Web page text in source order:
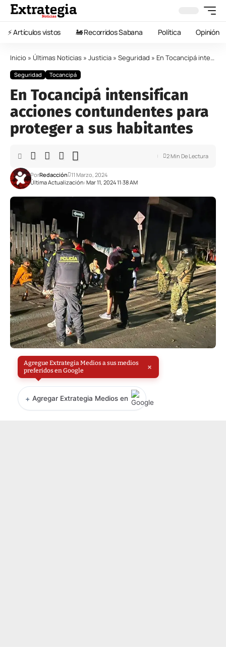
⚡️ Artículos vistos 🚂 Recorridos Sabana Política Opinión
Inicio » Últimas Noticias » Justicia » Seguridad » En Tocancipá intensifican acciones contundentes para proteger a sus habitantes
Seguridad Tocancipá
En Tocancipá intensifican
acciones contundentes para
proteger a sus habitantes
Última Actualización: Mar 11, 2024 11:38 AM
PorRedacción 11 Marzo, 2024
2 Min De Lectura
Agregue Extrategia Medios a sus medios
preferidos en Google
×
+ Agregar Extrategia Medios en